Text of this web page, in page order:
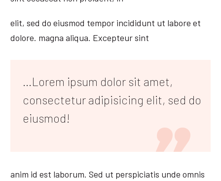
elit, sed do eiusmod tempor incididunt ut labore et
dolore. magna aliqua. Excepteur sint
...Lorem ipsum dolor sit amet,
consectetur adipisicing elit, sed do
eiusmod!
anim id est laborum. Sed ut perspiciatis unde omnis